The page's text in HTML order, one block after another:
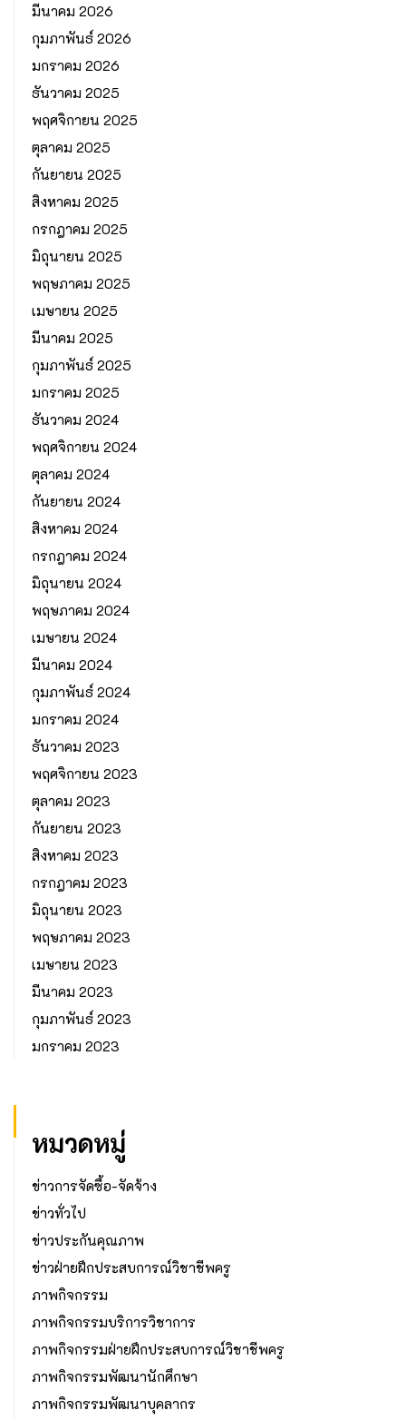
มีนาคม 2026
กุมภาพันธ์ 2026
มกราคม 2026
ธันวาคม 2025
พฤศจิกายน 2025
ตุลาคม 2025
กันยายน 2025
สิงหาคม 2025
กรกฎาคม 2025
มิถุนายน 2025
พฤษภาคม 2025
เมษายน 2025
มีนาคม 2025
กุมภาพันธ์ 2025
มกราคม 2025
ธันวาคม 2024
พฤศจิกายน 2024
ตุลาคม 2024
กันยายน 2024
สิงหาคม 2024
กรกฎาคม 2024
มิถุนายน 2024
พฤษภาคม 2024
เมษายน 2024
มีนาคม 2024
กุมภาพันธ์ 2024
มกราคม 2024
ธันวาคม 2023
พฤศจิกายน 2023
ตุลาคม 2023
กันยายน 2023
สิงหาคม 2023
กรกฎาคม 2023
มิถุนายน 2023
พฤษภาคม 2023
เมษายน 2023
มีนาคม 2023
กุมภาพันธ์ 2023
มกราคม 2023
หมวดหมู่
ข่าวการจัดซื้อ-จัดจ้าง
ข่าวทั่วไป
ข่าวประกันคุณภาพ
ข่าวฝ่ายฝึกประสบการณ์วิชาชีพครู
ภาพกิจกรรม
ภาพกิจกรรมบริการวิชาการ
ภาพกิจกรรมฝ่ายฝึกประสบการณ์วิชาชีพครู
ภาพกิจกรรมพัฒนานักศึกษา
ภาพกิจกรรมพัฒนาบุคลากร